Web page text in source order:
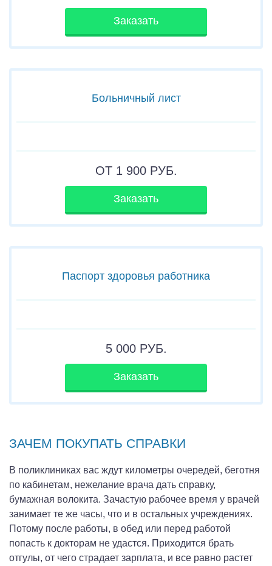
Заказать
Больничный лист
ОТ 1 900РУБ.
Заказать
Паспорт здоровья работника
5 000РУБ.
Заказать
ЗАЧЕМ ПОКУПАТЬ СПРАВКИ
В поликлиниках вас ждут километры очередей, беготня
по кабинетам, нежелание врача дать справку,
бумажная волокита. Зачастую рабочее время у врачей
занимает те же часы, что и в остальных учреждениях.
Потому после работы, в обед или перед работой
попасть к докторам не удастся. Приходится брать
отгулы, от чего страдает зарплата, и все равно растет